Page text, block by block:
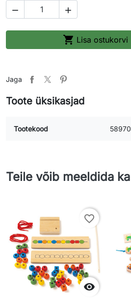
 
 Lisa ostukorvi
Jaga
Toote üksikasjad
Tootekood 58970
Teile võib meeldida ka

favorite_border